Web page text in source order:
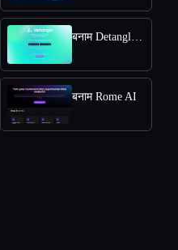
बनाम DetangleAI
बनाम Rome AI